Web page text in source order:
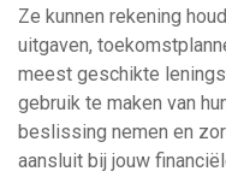
Ze kunnen rekening
uitgaven,
meest geschikte
gebruik te maken van
beslissing nemen en
aansluit bij jouw